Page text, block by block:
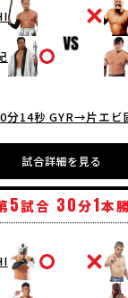
分14秒 GYR→片エビ
試合詳細を見る
5試合 30分1本